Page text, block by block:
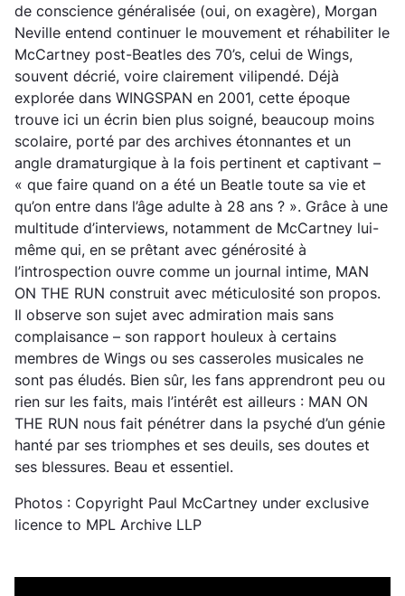
de conscience généralisée (oui, on exagère), Morgan
Neville entend continuer le mouvement et réhabiliter le
McCartney post-Beatles des 70’s, celui de Wings,
souvent décrié, voire clairement vilipendé. Déjà
explorée dans WINGSPAN en 2001, cette époque
trouve ici un écrin bien plus soigné, beaucoup moins
scolaire, porté par des archives étonnantes et un
angle dramaturgique à la fois pertinent et captivant –
« que faire quand on a été un Beatle toute sa vie et
qu’on entre dans l’âge adulte à 28 ans ? ». Grâce à une
multitude d’interviews, notamment de McCartney lui-
même qui, en se prêtant avec générosité à
l’introspection ouvre comme un journal intime, MAN
ON THE RUN construit avec méticulosité son propos.
Il observe son sujet avec admiration mais sans
complaisance – son rapport houleux à certains
membres de Wings ou ses casseroles musicales ne
sont pas éludés. Bien sûr, les fans apprendront peu ou
rien sur les faits, mais l’intérêt est ailleurs : MAN ON
THE RUN nous fait pénétrer dans la psyché d’un génie
hanté par ses triomphes et ses deuils, ses doutes et
ses blessures. Beau et essentiel.
Photos : Copyright Paul McCartney under exclusive
licence to MPL Archive LLP